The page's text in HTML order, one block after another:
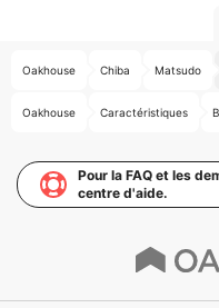
Oakhouse Chiba Matsudo
Oakhouse Caractéristiques
Pour la FAQ et les
centre d'aide.